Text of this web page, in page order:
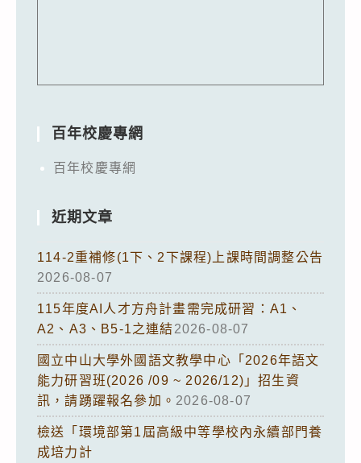
百年校慶專網
百年校慶專網
近期文章
114-2重補修(1下、2下課程)上課時間調整公告
2026-08-07
115年度AI人才方舟計畫需完成研習：A1、
A2、A3、B5-1之連結2026-08-07
國立中山大學外國語文教學中心「2026年語文
能力研習班(2026 /09 ~ 2026/12)」招生資
訊，請踴躍報名參加。 2026-08-07
檢送「環境部第1屆高級中等學校內永續部門養
成培力計